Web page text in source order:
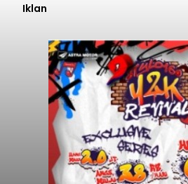
Iklan